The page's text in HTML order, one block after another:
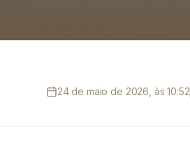
24 de maio de 2026, às 10:52